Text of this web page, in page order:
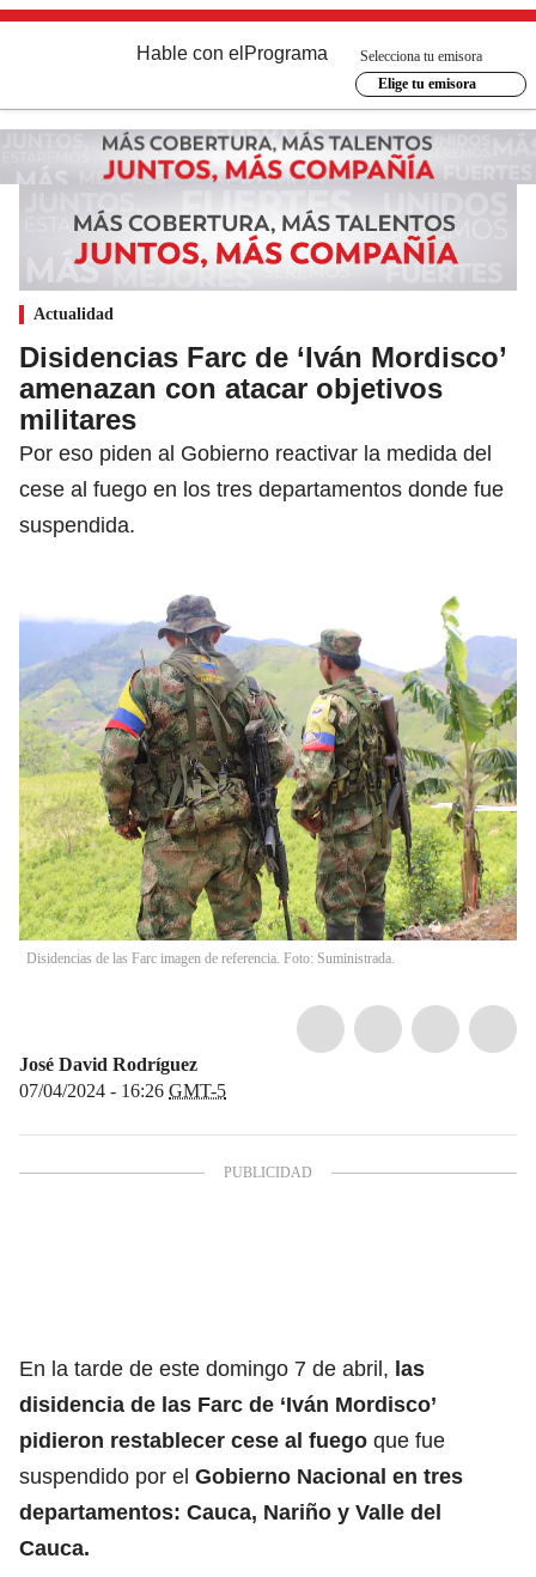
Hable con el Programa
Selecciona tu emisora
Elige tu emisora
Actualidad
Disidencias Farc de ‘Iván Mordisco’
amenazan con atacar objetivos
militares
Por eso piden al Gobierno reactivar la medida del
cese al fuego en los tres departamentos donde fue
suspendida.
Disidencias de las Farc imagen de referencia. Foto: Suministrada.
José David Rodríguez
07/04/2024 - 16:26 GMT-5
En la tarde de este domingo 7 de abril, las
disidencia de las Farc de ‘Iván Mordisco’
pidieron restablecer cese al fuego que fue
suspendido por el Gobierno Nacional en tres
departamentos: Cauca, Nariño y Valle del
Cauca.